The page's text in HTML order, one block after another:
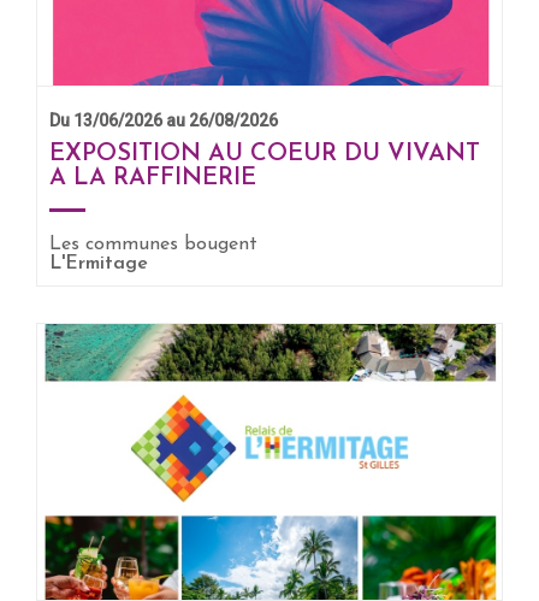
Du 13/06/2026 au 26/08/2026
EXPOSITION AU COEUR DU VIVANT
A LA RAFFINERIE
Les communes bougent
L'Ermitage